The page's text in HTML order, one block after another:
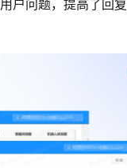
户问题，提高了回复